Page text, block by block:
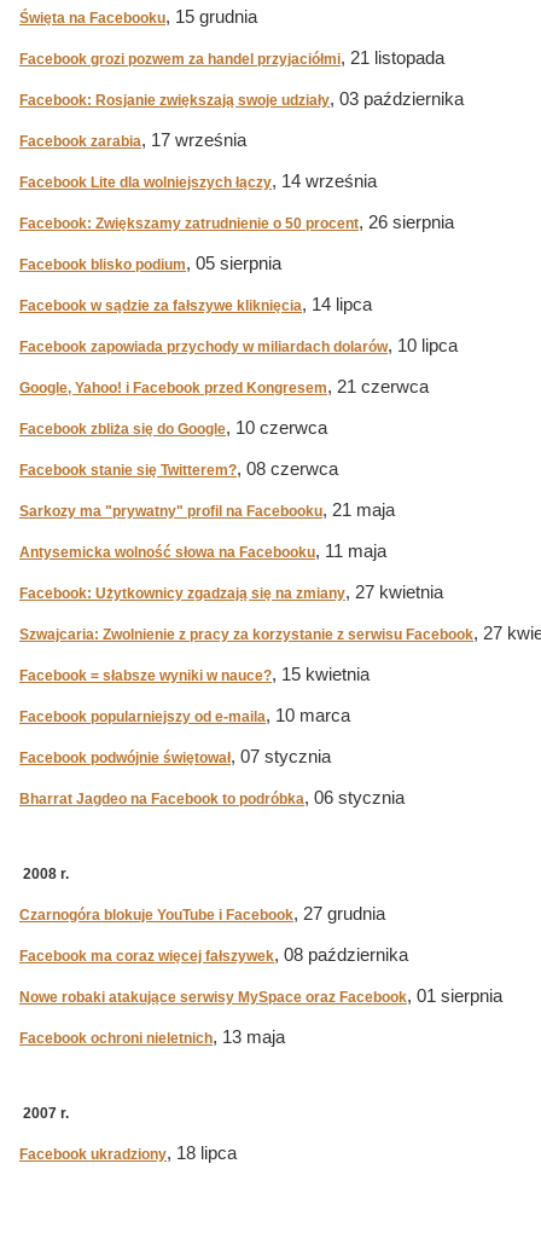
Święta na Facebooku, 15 grudnia
Facebook grozi pozwem za handel przyjaciółmi, 21 listopada
Facebook: Rosjanie zwiększają swoje udziały, 03 października
Facebook zarabia, 17 września
Facebook Lite dla wolniejszych łączy, 14 września
Facebook: Zwiększamy zatrudnienie o 50 procent, 26 sierpnia
Facebook blisko podium, 05 sierpnia
Facebook w sądzie za fałszywe kliknięcia, 14 lipca
Facebook zapowiada przychody w miliardach dolarów, 10 lipca
Google, Yahoo! i Facebook przed Kongresem, 21 czerwca
Facebook zbliża się do Google, 10 czerwca
Facebook stanie się Twitterem?, 08 czerwca
Sarkozy ma "prywatny" profil na Facebooku, 21 maja
Antysemicka wolność słowa na Facebooku, 11 maja
Facebook: Użytkownicy zgadzają się na zmiany, 27 kwietnia
Szwajcaria: Zwolnienie z pracy za korzystanie z serwisu Facebook, 27
Facebook = słabsze wyniki w nauce?, 15 kwietnia
Facebook popularniejszy od e-maila, 10 marca
Facebook podwójnie świętował, 07 stycznia
Bharrat Jagdeo na Facebook to podróbka, 06 stycznia
2008 r.
Czarnogóra blokuje YouTube i Facebook, 27 grudnia
Facebook ma coraz więcej fałszywek, 08 października
Nowe robaki atakujące serwisy MySpace oraz Facebook, 01 sierpnia
Facebook ochroni nieletnich, 13 maja
2007 r.
Facebook ukradziony, 18 lipca